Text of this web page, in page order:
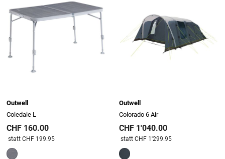
Outwell
Coledale L
CHF 160.00
Preis reduziert von
statt CHF 199.95An
Outwell
Colorado 6 Air
CHF 1'040.00
Preis reduziert von
statt CHF 1'299.95An